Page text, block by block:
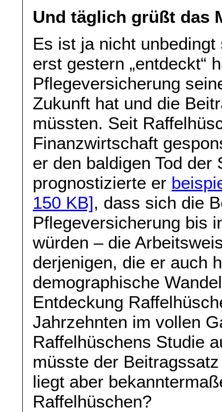
Und täglich grüßt das
Es ist ja nicht
erst gestern „entdeckt“
Pflegeversicherung
Zukunft hat und die
müssten. Seit
Finanzwirtschaft
er den baldigen Tod
prognostizierte er
150 KB], dass sich die
Pflegeversicherung bis
würden – die
derjenigen, die er auch
demographische
Entdeckung
Jahrzehnten im vollen
Raffelhüschens Studie
müsste der
liegt aber
Raffelhüschen?